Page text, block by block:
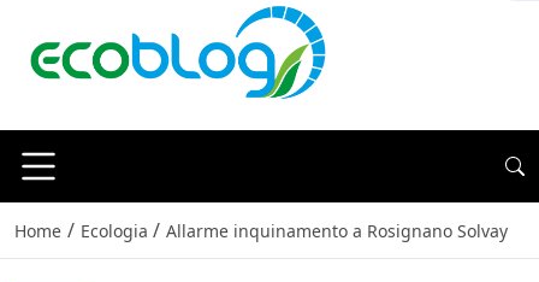
Home / Ecologia / Allarme inquinamento a Rosignano Solvay